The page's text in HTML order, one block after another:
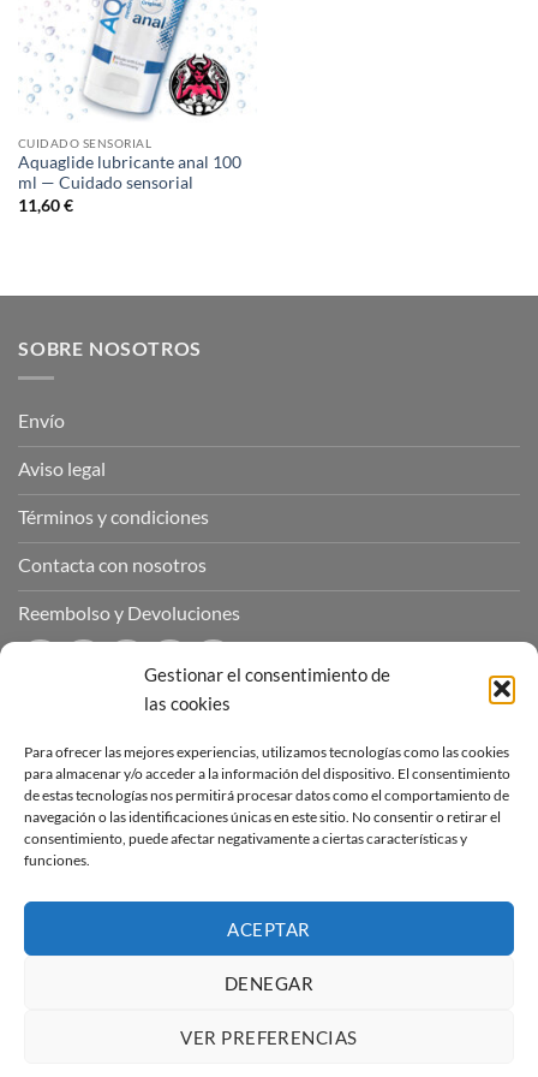
Gestionar el consentimiento de
las cookies
Para ofrecer las mejores experiencias, utilizamos tecnologías como las cookies
para almacenar y/o acceder a la información del dispositivo. El consentimiento
de estas tecnologías nos permitirá procesar datos como el comportamiento de
navegación o las identificaciones únicas en este sitio. No consentir o retirar el
consentimiento, puede afectar negativamente a ciertas características y
funciones.
ACEPTAR
DENEGAR
VER PREFERENCIAS
CUIDADO SENSORIAL
Aquaglide lubricante anal 100
ml — Cuidado sensorial
11,60€
SOBRE NOSOTROS
Envío
Aviso legal
Términos y condiciones
Contacta con nosotros
Reembolso y Devoluciones
Puedes contactar con nosotros a través de nuestras redes
sociales o a través del correo :
contacto@sucubosymazmorras.com
Visa PayPal Stripe